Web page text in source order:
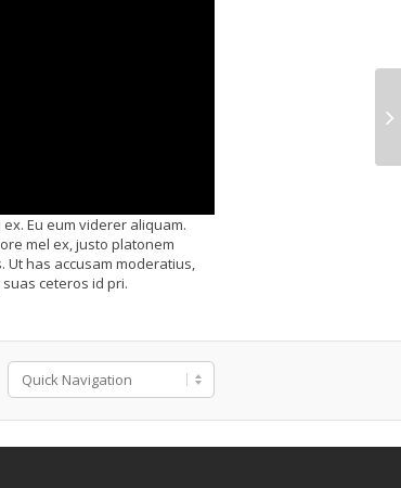
Eu eum viderer aliquam.
mel ex, justo platonem
has accusam moderatius,
ceteros id pri.